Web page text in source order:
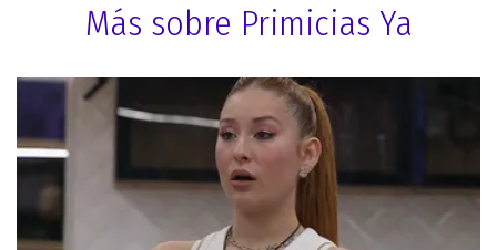
Más sobre Primicias Ya